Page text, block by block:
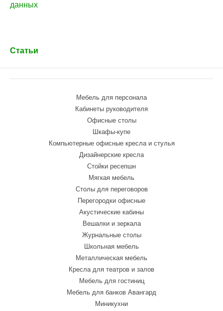
Статьи
данных
Мебель для персонала
Кабинеты руководителя
Офисные столы
Шкафы-купе
Компьютерные офисные кресла и стулья
Дизайнерские кресла
Стойки ресепшн
Мягкая мебель
Столы для переговоров
Перегородки офисные
Акустические кабины
Вешалки и зеркала
Журнальные столы
Школьная мебель
Металлическая мебель
Кресла для театров и залов
Мебель для гостиниц
Мебель для банков Авангард
Миникухни